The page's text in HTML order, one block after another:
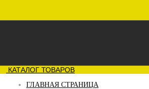
КАТАЛОГ ТОВАРОВ
ГЛАВНАЯ СТРАНИЦА